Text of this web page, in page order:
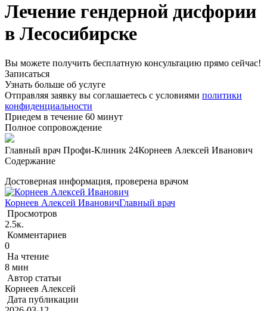
Лечение гендерной дисфории
в Лесосибирске
Вы можете получить бесплатную консультацию прямо сейчас!
Записаться
Узнать больше об услуге
Отправляя заявку вы соглашаетесь с условиями политики
конфиденциальности
Приедем в течение 60 минут
Полное сопровождение
Главный врач Профи-Клиник 24Корнеев Алексей Иванович
Содержание
Достоверная информация, проверена врачом
Корнеев Алексей ИвановичГлавный врач
Просмотров
2.5к.
Комментариев
0
На чтение
8 мин
Автор статьи
Корнеев Алексей
Дата публикации